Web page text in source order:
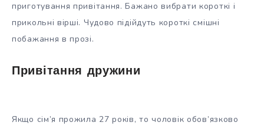
приготування привітання. Бажано вибрати короткі і
прикольні вірші. Чудово підійдуть короткі смішні
побажання в прозі.
Привітання дружини
Якщо сім’я прожила 27 років, то чоловік обов’язково